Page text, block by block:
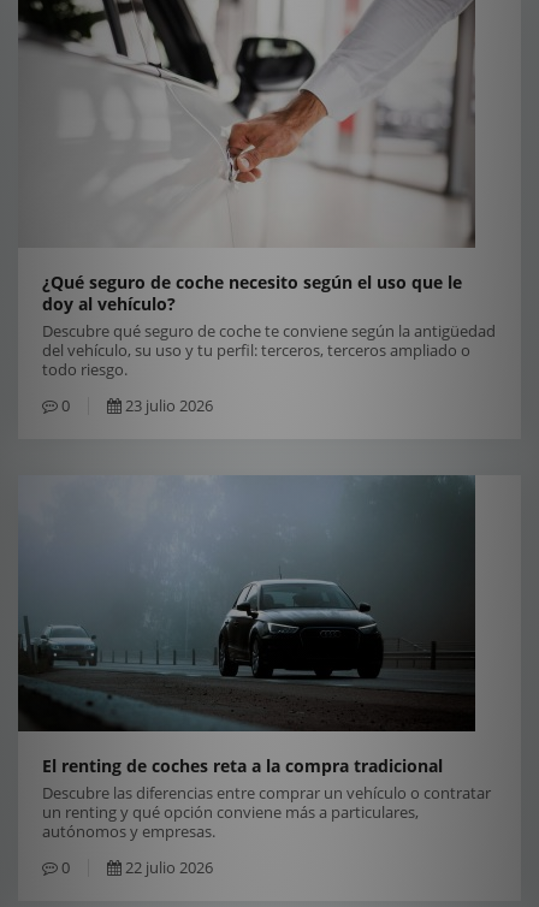
¿Qué seguro de coche necesito según el uso que le
doy al vehículo?
Descubre qué seguro de coche te conviene según la antigüedad
del vehículo, su uso y tu perfil: terceros, terceros ampliado o
todo riesgo.
0
23 julio 2026
El renting de coches reta a la compra tradicional
Descubre las diferencias entre comprar un vehículo o contratar
un renting y qué opción conviene más a particulares,
autónomos y empresas.
0
22 julio 2026